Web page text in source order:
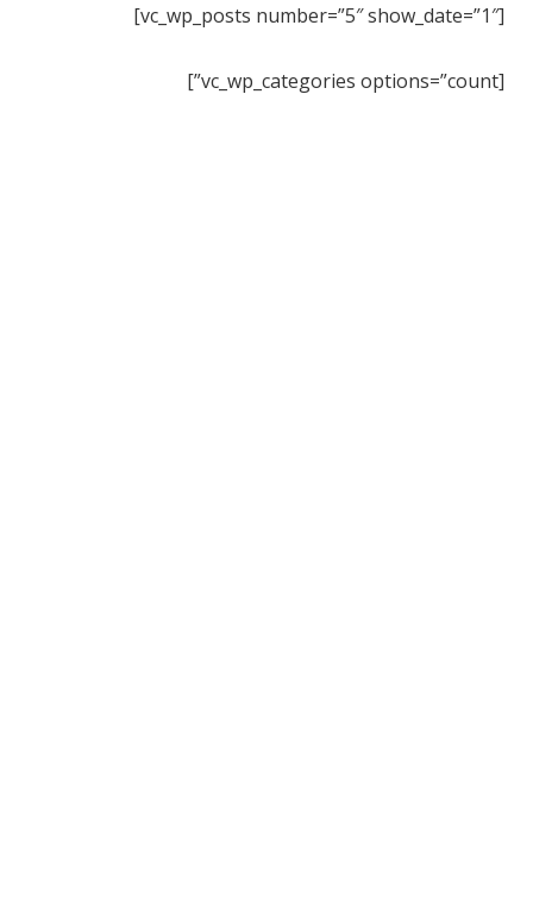
[vc_wp_posts number=”5″ show_date=”1″]
[vc_wp_categories options=”count”]